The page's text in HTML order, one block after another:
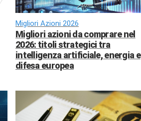
Migliori Azioni 2026
Migliori azioni da comprare nel
2026: titoli strategici tra
intelligenza artificiale, energia e
difesa europea